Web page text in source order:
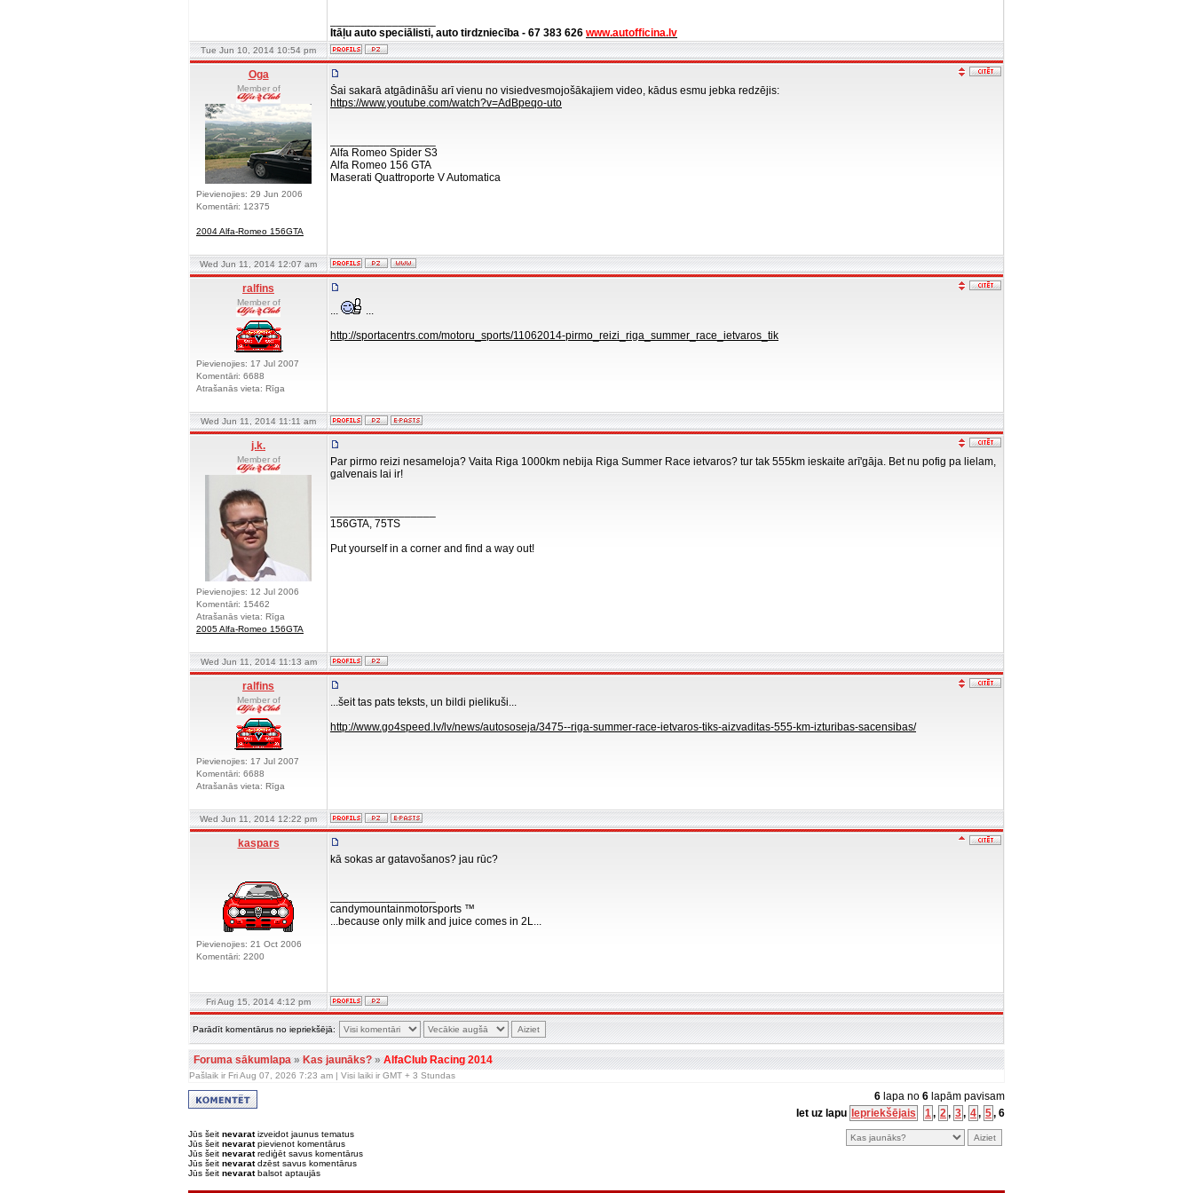
Itāļu auto speciālisti, auto tirdzniecība - 67 383 626 www.autofficina.lv
Tue Jun 10, 2014 10:54 pm
Oga
Member of
Pievienojies: 29 Jun 2006
Komentāri: 12375
2004 Alfa-Romeo 156GTA
Šai sakarā atgādināšu arī vienu no visiedvesmojošākajiem video, kādus esmu jebka redzējis:
https://www.youtube.com/watch?v=AdBpeqo-uto
Alfa Romeo Spider S3
Alfa Romeo 156 GTA
Maserati Quattroporte V Automatica
Wed Jun 11, 2014 12:07 am
ralfins
Member of
Pievienojies: 17 Jul 2007
Komentāri: 6688
Atrašanās vieta: Rīga
...
...
http://sportacentrs.com/motoru_sports/11062014-pirmo_reizi_riga_summer_race_ietvaros_tik
Wed Jun 11, 2014 11:11 am
j.k.
Member of
Pievienojies: 12 Jul 2006
Komentāri: 15462
Atrašanās vieta: Rīga
2005 Alfa-Romeo 156GTA
Par pirmo reizi nesameloja? Vaita Riga 1000km nebija Riga Summer Race ietvaros? tur tak 555km ieskaite arī'gāja. Bet nu pofig pa lielam,
galvenais lai ir!
156GTA, 75TS
Put yourself in a corner and find a way out!
Wed Jun 11, 2014 11:13 am
ralfins
Member of
Pievienojies: 17 Jul 2007
Komentāri: 6688
Atrašanās vieta: Rīga
...šeit tas pats teksts, un bildi pielikuši...
http://www.go4speed.lv/lv/news/autososeja/3475--riga-summer-race-ietvaros-tiks-aizvaditas-555-km-izturibas-sacensibas/
Wed Jun 11, 2014 12:22 pm
kaspars
Pievienojies: 21 Oct 2006
Komentāri: 2200
kā sokas ar gatavošanos? jau rūc?
candymountainmotorsports ™
...because only milk and juice comes in 2L...
Fri Aug 15, 2014 4:12 pm
Parādīt komentārus no iepriekšējā:
Foruma sākumlapa»Kas jaunāks?»AlfaClub Racing 2014
Pašlaik ir Fri Aug 07, 2026 7:23 am | Visi laiki ir GMT + 3 Stundas
6 lapa no 6 lapām pavisam
Iet uz lapu Iepriekšējais 1, 2, 3, 4, 5, 6
Jūs šeit nevaratizveidot jaunus tematus
Jūs šeit nevaratpievienot komentārus
Jūs šeit nevaratrediģēt savus komentārus
Jūs šeit nevaratdzēst savus komentārus
Jūs šeit nevaratbalsot aptaujās